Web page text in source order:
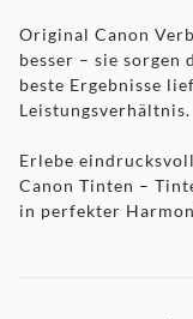
Original Canon
besser – sie sorgen
beste Ergebnisse
Leistungsverhältnis.
Erlebe
Canon Tinten –
in perfekter